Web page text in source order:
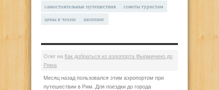
самостоятельные путешествия советы туристам
цены в чехии шоппинг
Олег на Как добраться из аэропорта Фьюмичино до
Рима
Месяц назад пользовался этим аэропортом при
путешествии в Рим. Для поездки до города